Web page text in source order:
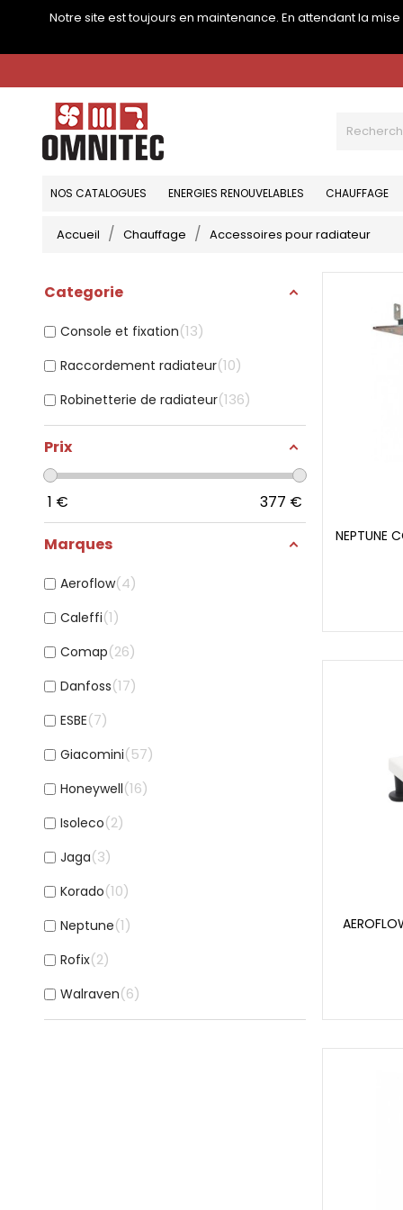
Notre site est toujours en maintenance. En attendant la
NOS CATALOGUES ENERGIES RENOUVELABLES CHAUFFAGE
Accueil Chauffage Accessoires pour radiateur
Categorie
Console et fixation 13
Raccordement radiateur 10
Robinetterie de radiateur 136
Prix
1 € 377 €
Marques
Aeroflow 4
Caleffi 1
Comap 26
Danfoss 17
ESBE 7
Giacomini 57
Honeywell 16
Isoleco 2
Jaga 3
Korado 10
Neptune 1
Rofix 2
Walraven 6
NEPTUNE